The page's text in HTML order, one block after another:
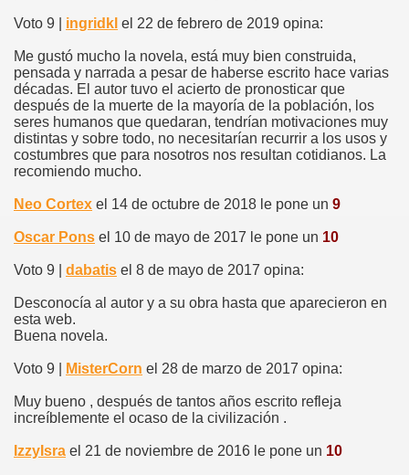
Voto 9 | ingridkl el 22 de febrero de 2019 opina:
Me gustó mucho la novela, está muy bien construida,
pensada y narrada a pesar de haberse escrito hace varias
décadas. El autor tuvo el acierto de pronosticar que
después de la muerte de la mayoría de la población, los
seres humanos que quedaran, tendrían motivaciones muy
distintas y sobre todo, no necesitarían recurrir a los usos y
costumbres que para nosotros nos resultan cotidianos. La
recomiendo mucho.
Neo Cortex el 14 de octubre de 2018 le pone un 9
Oscar Pons el 10 de mayo de 2017 le pone un 10
Voto 9 | dabatis el 8 de mayo de 2017 opina:
Desconocía al autor y a su obra hasta que aparecieron en
esta web.
Buena novela.
Voto 9 | MisterCorn el 28 de marzo de 2017 opina:
Muy bueno , después de tantos años escrito refleja
increíblemente el ocaso de la civilización .
IzzyIsra el 21 de noviembre de 2016 le pone un 10